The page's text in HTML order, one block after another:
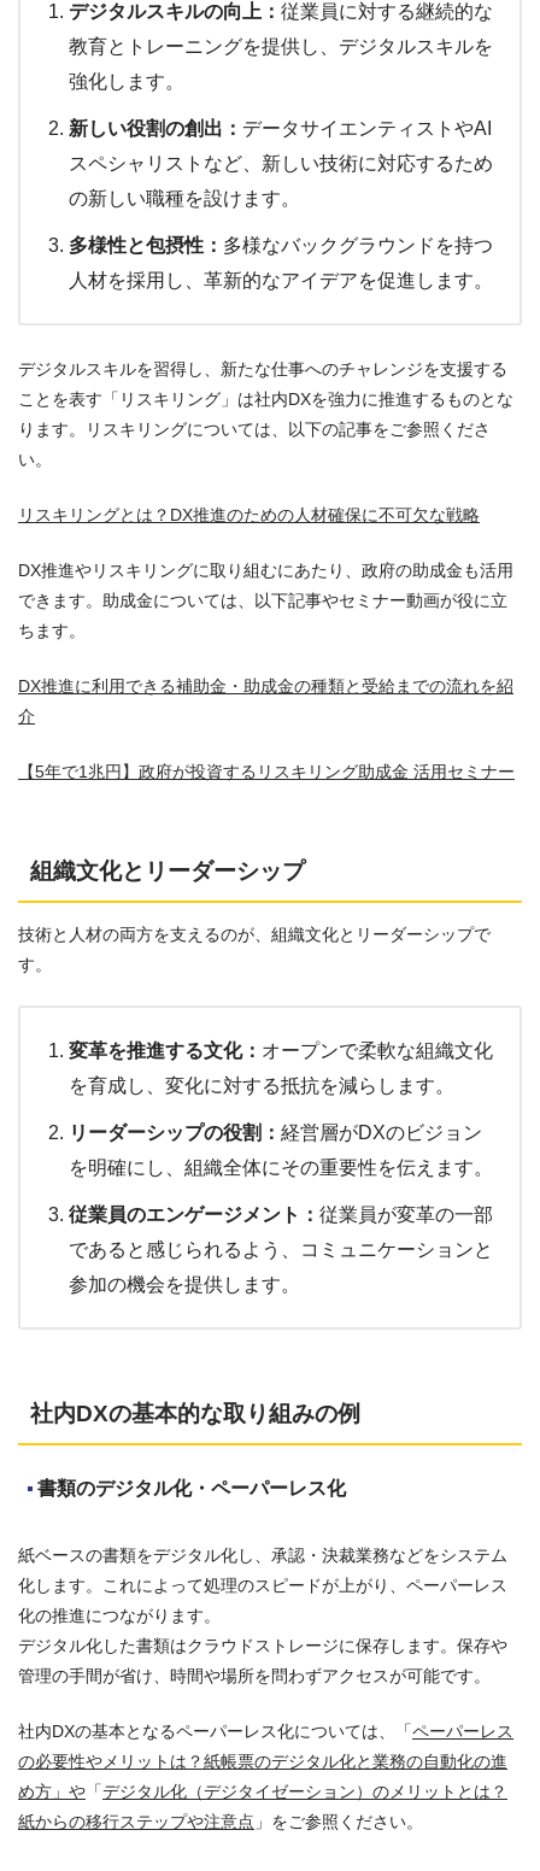
デジタルスキルの向上： 従業員に対する継続的な
教育とトレーニングを提供し、デジタルスキルを
強化します。
新しい役割の創出： データサイエンティストやAI
スペシャリストなど、新しい技術に対応するため
の新しい職種を設けます。
多様性と包摂性： 多様なバックグラウンドを持つ
人材を採用し、革新的なアイデアを促進します。
デジタルスキルを習得し、新たな仕事へのチャレンジを支援する
ことを表す「リスキリング」は社内DXを強力に推進するものとな
ります。リスキリングについては、以下の記事をご参照くださ
い。
リスキリングとは？DX推進のための人材確保に不可欠な戦略
DX推進やリスキリングに取り組むにあたり、政府の助成金も活用
できます。助成金については、以下記事やセミナー動画が役に立
ちます。
DX推進に利用できる補助金・助成金の種類と受給までの流れを紹
介
【5年で1兆円】政府が投資するリスキリング助成金 活用セミナー
組織文化とリーダーシップ
技術と人材の両方を支えるのが、組織文化とリーダーシップで
す。
変革を推進する文化： オープンで柔軟な組織文化
を育成し、変化に対する抵抗を減らします。
リーダーシップの役割： 経営層がDXのビジョン
を明確にし、組織全体にその重要性を伝えます。
従業員のエンゲージメント： 従業員が変革の一部
であると感じられるよう、コミュニケーションと
参加の機会を提供します。
社内DXの基本的な取り組みの例
書類のデジタル化・ペーパーレス化
紙ベースの書類をデジタル化し、承認・決裁業務などをシステム
化します。これによって処理のスピードが上がり、ペーパーレス
化の推進につながります。
デジタル化した書類はクラウドストレージに保存します。保存や
管理の手間が省け、時間や場所を問わずアクセスが可能です。
社内DXの基本となるペーパーレス化については、「ペーパーレス
の必要性やメリットは？紙帳票のデジタル化と業務の自動化の進
め方」や 「デジタル化（デジタイゼーション）のメリットとは？
紙からの移行ステップや注意点 」をご参照ください。